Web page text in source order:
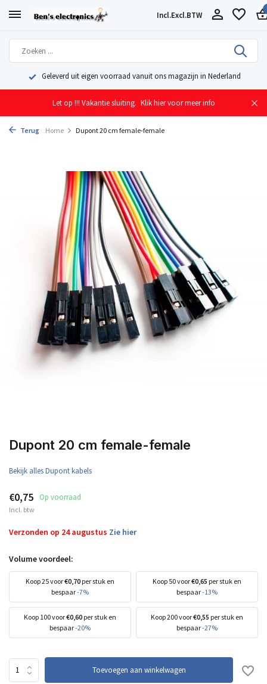
Incl.Excl.BTW
Geleverd uit eigen voorraad vanuit ons magazijn in Nederland
Let op !!! Vakantie sluiting. Klik hier voor meer info
Terug Home Dupont 20 cm female-female
Dupont 20 cm female-female
Bekijk alles Dupont kabels
€0,75 Op voorraad
Incl. btw
Verzonden op 24 augustus Zie hier
Volume voordeel:
Koop 25 voor€0,70 per stuk en
bespaar-7%
Koop 50 voor€0,65 per stuk en
bespaar-13%
Koop 100 voor€0,60 per stuk en
bespaar-20%
Koop 200 voor€0,55 per stuk en
bespaar-27%
Toevoegen aan winkelwagen